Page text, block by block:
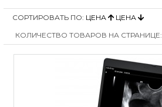
СОРТИРОВАТЬ ПО: ЦЕНА
ЦЕНА
КОЛИЧЕСТВО ТОВАРОВ НА СТРАНИЦЕ: